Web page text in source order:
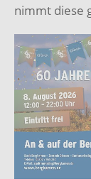
nimmt diese